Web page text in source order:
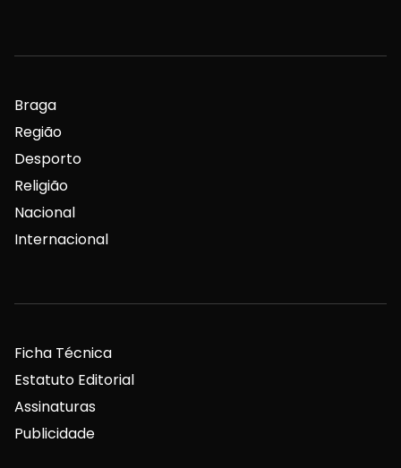
Braga
Região
Desporto
Religião
Nacional
Internacional
Ficha Técnica
Estatuto Editorial
Assinaturas
Publicidade